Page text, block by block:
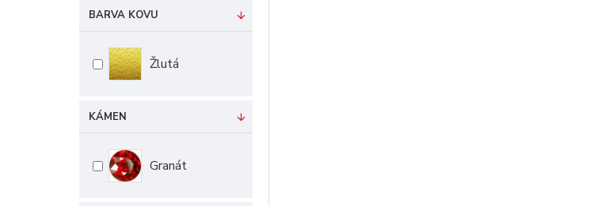
BARVA KOVU
Žlutá
KÁMEN
Granát